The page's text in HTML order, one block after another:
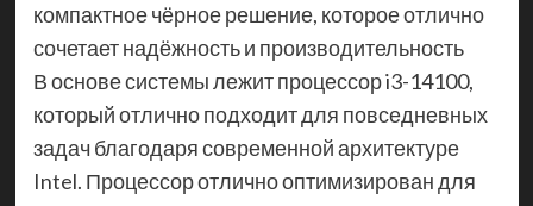
компактное чёрное решение, которое отлично
сочетает надёжность и производительность
В основе системы лежит процессор i3-14100,
который отлично подходит для повседневных
задач благодаря современной архитектуре
Intel. Процессор отлично оптимизирован для